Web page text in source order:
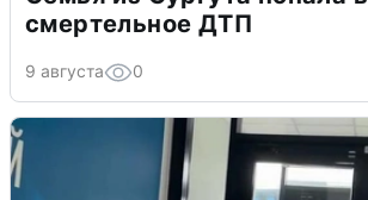
смертельное ДТП
9 августа 0